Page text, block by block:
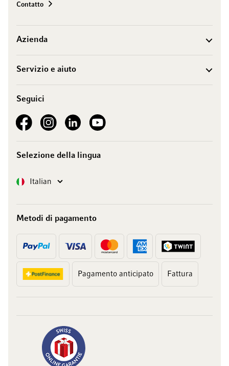
Contatto
Azienda
Servizio e aiuto
Seguici
See our FacebookSee our Instagram account
See our LinkedInSee our YouTube channel
Selezione della lingua
Lingua Italian
Metodi di pagamento
Pagamento anticipato Fattura